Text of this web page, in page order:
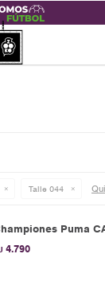
Talle 044
Puma
4.790